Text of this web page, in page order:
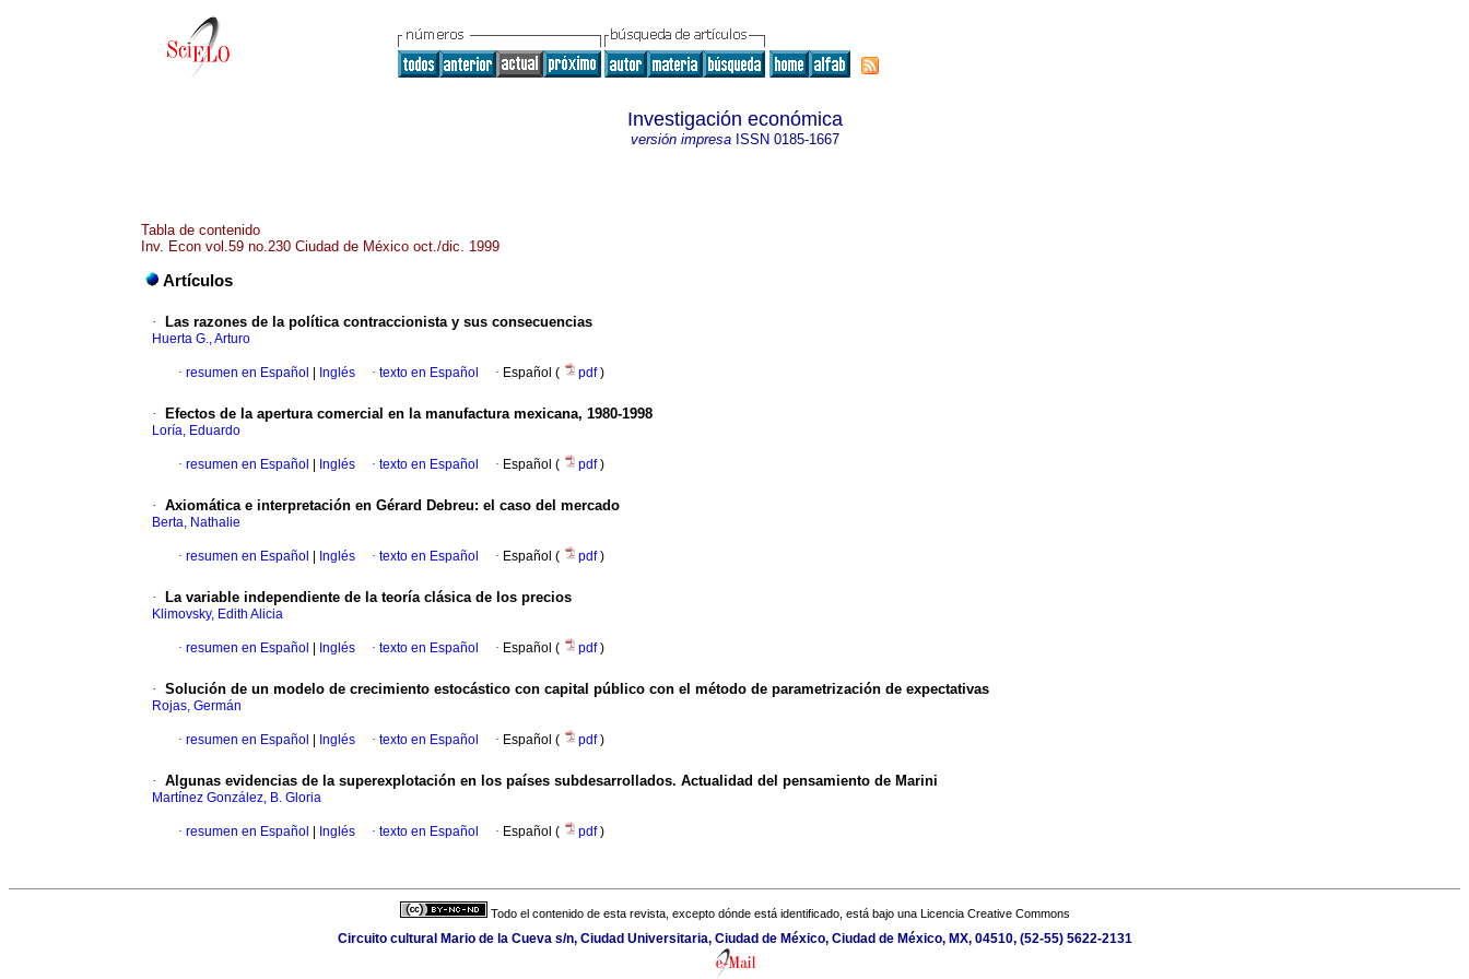
Investigación económica
versión impresaISSN 0185-1667
Tabla de contenido
Inv. Econ vol.59 no.230 Ciudad de México oct./dic. 1999
Artículos
· Las razones de la política contraccionista y sus consecuencias
Huerta G., Arturo
· resumen en Español Inglés · texto en Español · Español ( pdf)
· Efectos de la apertura comercial en la manufactura mexicana, 1980-1998
Loría, Eduardo
· resumen en Español Inglés · texto en Español · Español ( pdf)
· Axiomática e interpretación en Gérard Debreu: el caso del mercado
Berta, Nathalie
· resumen en Español Inglés · texto en Español · Español ( pdf)
· La variable independiente de la teoría clásica de los precios
Klimovsky, Edith Alicia
· resumen en Español Inglés · texto en Español · Español ( pdf)
· Solución de un modelo de crecimiento estocástico con capital público con el método de parametrización de expectativas
Rojas, Germán
· resumen en Español Inglés · texto en Español · Español ( pdf)
· Algunas evidencias de la superexplotación en los países subdesarrollados. Actualidad del pensamiento de Marini
Martínez González, B. Gloria
· resumen en Español Inglés · texto en Español · Español ( pdf)
Todo el contenido de esta revista, excepto dónde está identificado, está bajo una Licencia Creative Commons
Circuito cultural Mario de la Cueva s/n, Ciudad Universitaria, Ciudad de México, Ciudad de México, MX, 04510, (52-55) 5622-2131